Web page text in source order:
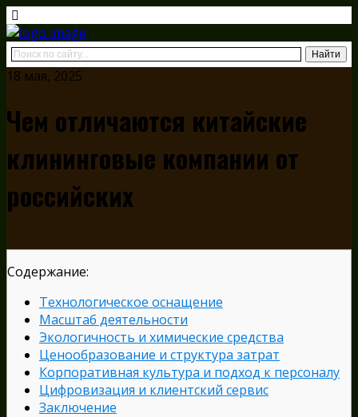
18 мая, 2025
Чем отличаются китайские
клининговые компании от
российских
Содержание:
Технологическое оснащение
Масштаб деятельности
Экологичность и химические средства
Ценообразование и структура затрат
Корпоративная культура и подход к персоналу
Цифровизация и клиентский сервис
Заключение